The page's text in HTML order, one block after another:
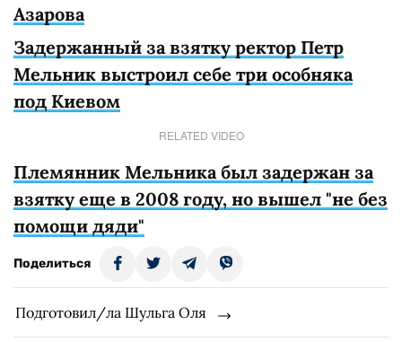
Азарова
Задержанный за взятку ректор Петр
Мельник выстроил себе три особняка
под Киевом
RELATED VIDEO
Племянник Мельника был задержан за
взятку еще в 2008 году, но вышел "не без
помощи дяди"
Поделиться
Подготовил/ла Шульга Оля